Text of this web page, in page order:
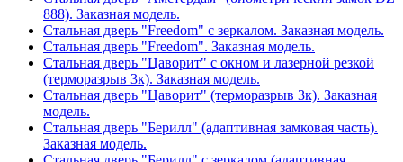
888). Заказная модель.
Стальная дверь "Freedom" с зеркалом. Заказная модель.
Стальная дверь "Freedom". Заказная модель.
Стальная дверь "Цаворит" с окном и лазерной резкой
(терморазрыв 3к). Заказная модель.
Стальная дверь "Цаворит" (терморазрыв 3к). Заказная
модель.
Стальная дверь "Берилл" (адаптивная замковая часть).
Заказная модель.